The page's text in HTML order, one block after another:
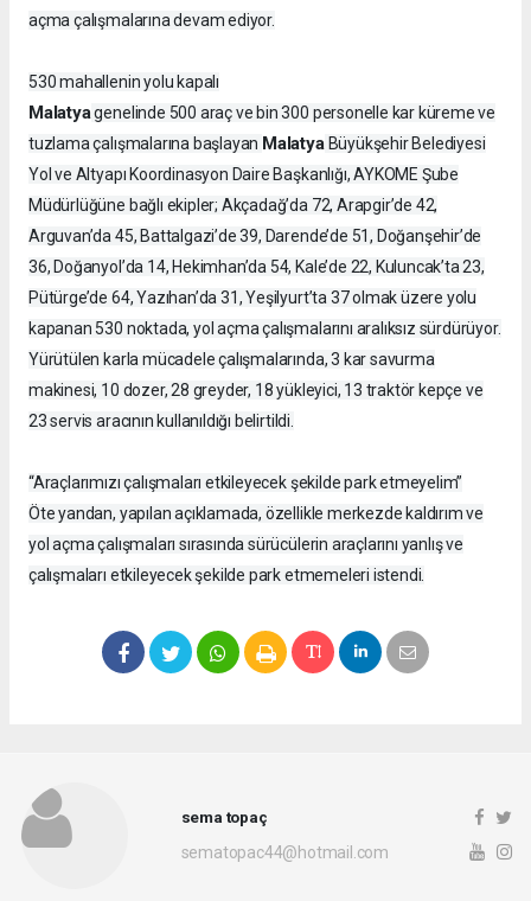
açma çalışmalarına devam ediyor.
530 mahallenin yolu kapalı
Malatyagenelinde 500 araç ve bin 300 personelle kar küreme ve
tuzlama çalışmalarına başlayan MalatyaBüyükşehir Belediyesi
Yol ve Altyapı Koordinasyon Daire Başkanlığı, AYKOME Şube
Müdürlüğüne bağlı ekipler; Akçadağ’da 72, Arapgir’de 42,
Arguvan’da 45, Battalgazi’de 39, Darende’de 51, Doğanşehir’de
36, Doğanyol’da 14, Hekimhan’da 54, Kale’de 22, Kuluncak’ta 23,
Pütürge’de 64, Yazıhan’da 31, Yeşilyurt’ta 37 olmak üzere yolu
kapanan 530 noktada, yol açma çalışmalarını aralıksız sürdürüyor.
Yürütülen karla mücadele çalışmalarında, 3 kar savurma
makinesi, 10 dozer, 28 greyder, 18 yükleyici, 13 traktör kepçe ve
23 servis aracının kullanıldığı belirtildi.
“Araçlarımızı çalışmaları etkileyecek şekilde park etmeyelim”
Öte yandan, yapılan açıklamada, özellikle merkezde kaldırım ve
yol açma çalışmaları sırasında sürücülerin araçlarını yanlış ve
çalışmaları etkileyecek şekilde park etmemeleri istendi.
sema topaç
sematopac44@hotmail.com